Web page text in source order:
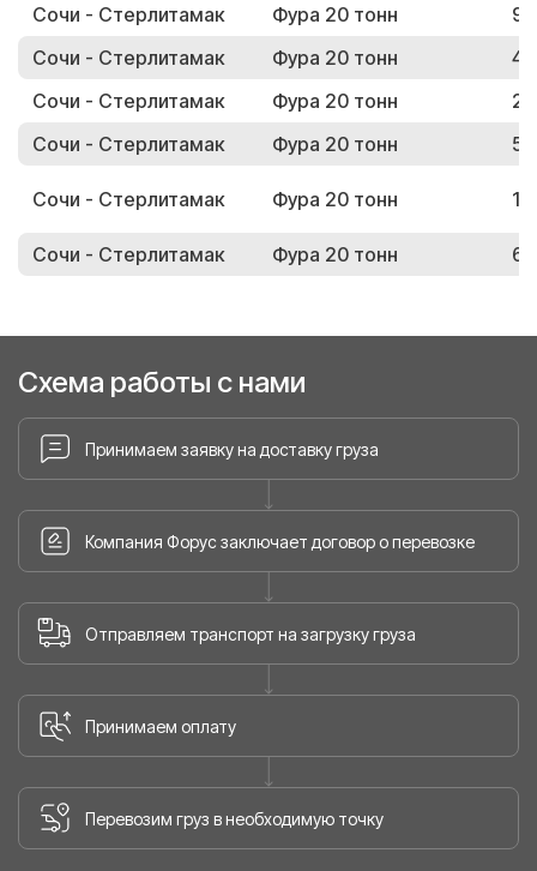
Сочи - Стерлитамак Фура 20 тонн
Сочи - Стерлитамак
Фура 20 тонн
Сочи - Стерлитамак
Фура 20 тонн
Сочи - Стерлитамак
Фура 20 тонн
Сочи - Стерлитамак Фура 20 тонн
Сочи - Стерлитамак Фура 20 тонн
Схема работы с нами
Принимаем заявку на доставку груза
Компания Форус заключает договор о перевозке
Отправляем транспорт на загрузку груза
Принимаем оплату
Перевозим груз в необходимую точку